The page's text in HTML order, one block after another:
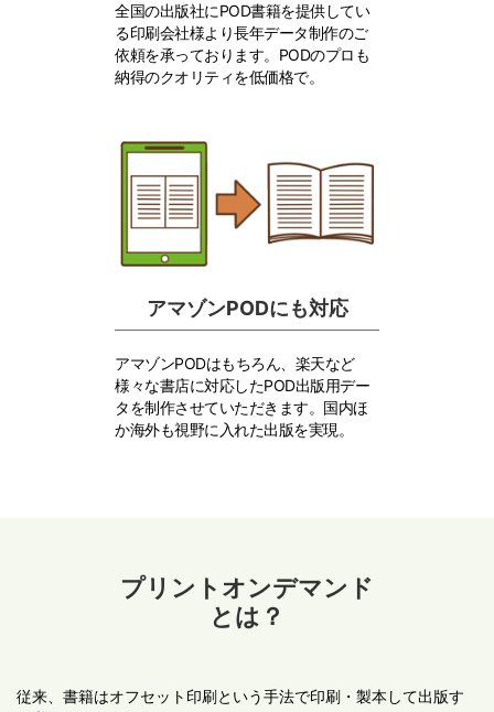
全国の出版社にPOD書籍を提供してい
る印刷会社様より長年データ制作のご
依頼を承っております。PODのプロも
納得のクオリティを低価格で。
アマゾンPODにも対応
アマゾンPODはもちろん、楽天など
様々な書店に対応したPOD出版用デー
タを制作させていただきます。国内ほ
か海外も視野に入れた出版を実現。
プリントオンデマンド
とは？
従来、書籍はオフセット印刷という手法で印刷・製本して出版す